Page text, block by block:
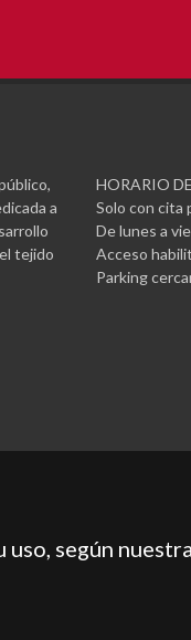
a
tejido
HORARIO
Solo con cita
De lunes a
Acceso
Parking
según